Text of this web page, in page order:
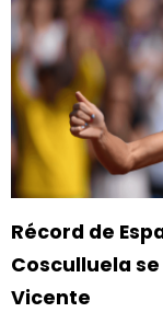
Récord de
Cosculluela
Vicente